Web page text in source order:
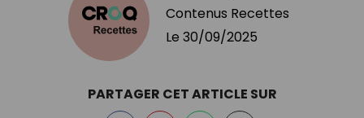
Contenus Recettes
Le 30/09/2025
PARTAGER CET ARTICLE SUR